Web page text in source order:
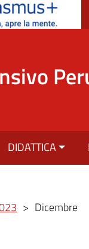
DIDATTICA
> Dicembre